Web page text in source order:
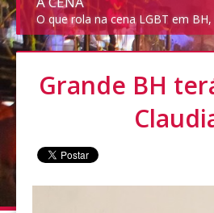
O que rola na cena LGBT em
Grande BH